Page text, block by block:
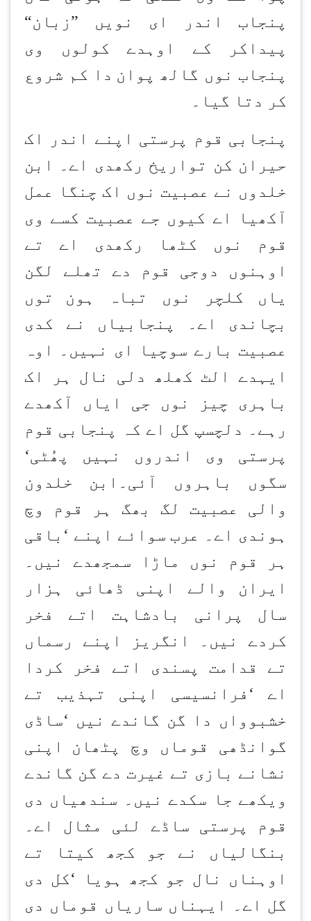
پنجاب اندر ای نویں ”زبان“
پیداکر کے اوہدے کولوں وی
پنجاب نوں گالھ پوان دا کم شروع
کر دتا گیا۔
پنجابی قوم پرستی اپنے اندر اک
حیران کن تواریخ رکھدی اے۔ ابن
خلدوں نے عصبیت نوں اک چنگا عمل
آکھیا اے کیوں جے عصبیت کسے وی
قوم نوں کٹھا رکھدی اے تے
اوہنوں دوجی قوم دے تھلے لگن
یاں کلچر نوں تباہ ہون
توں
بچاندی اے۔ پنجابیاں نے کدی
عصبیت بارے سوچیا ای نہیں۔ اوہ
ایہدے الٹ کھلھ دلی نال ہر اک
باہری چیز نوں جی ایاں آکھدے
رہے۔ دلچسپ گل اے کہ پنجابی قوم
پرستی وی اندروں نہیں پھُٹی‘
سگوں باہروں آئی۔ابن خلدون
والی عصبیت لگ بھگ ہر قوم وچ
ہوندی اے۔ عرب سوائے اپنے ‘ باقی
ہر قوم نوں ماڑا سمجھدے نیں۔
ایران والے اپنی ڈھائی ہزار
سال پرانی بادشاہت اتے فخر
کردے نیں۔ انگریز اپنے رسماں
تے قدامت پسندی اتے فخر کردا
اے ‘ فرانسیسی اپنی تہذیب تے
خشبوواں دا گن گاندے نیں ‘ساڈی
گوانڈھی قوماں وچ پٹھان
اپنی
نشانے بازی تے غیرت دے گن گاندے
ویکھے جا سکدے نیں۔ سندھیاں دی
قوم پرستی ساڈے لئی مثال اے۔
بنگالیاں نے جو کجھ کیتا تے
اوہناں نال جو کجھ ہویا
‘کل دی
گل اے۔ ایہناں ساریاں قوماں دی